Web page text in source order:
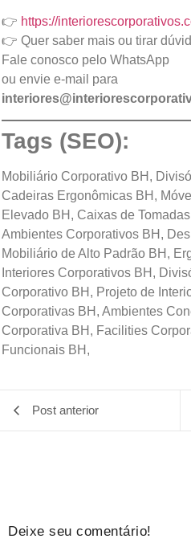
👉 https://
👉 Quer saber mais ou tirar
Fale conosco pelo WhatsApp
ou envie e-mail para
Tags (SEO):
Mobiliário Corporativo BH,
Cadeiras Ergonômicas BH,
Elevado BH, Caixas de
Ambientes Corporativos BH,
Mobiliário de Alto Padrão BH,
Interiores Corporativos BH,
Corporativo BH, Projeto de
Corporativas BH, Ambientes
Corporativa BH, Facilities
Funcionais BH,
Post anterior
Deixe seu comentário!